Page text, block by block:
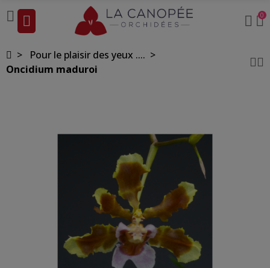
0
Pour le plaisir des yeux ....
Oncidium maduroi